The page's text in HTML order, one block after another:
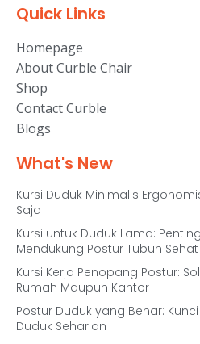
Quick Links
Homepage
About Curble Chair
Shop
Contact Curble
Blogs
What's New
Kursi Duduk Minimalis
Saja
Kursi untuk Duduk Lama:
Mendukung Postur Tubuh Sehat
Kursi Kerja Penopang Postur:
Rumah Maupun Kantor
Postur Duduk yang Benar:
Duduk Seharian